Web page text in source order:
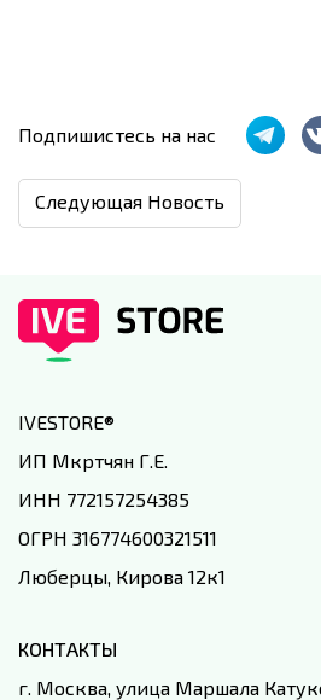
Подпишистесь на нас
Следующая Новость
IVESTORE®
ИП Мкртчян Г.Е.
ИНН 772157254385
ОГРН 316774600321511
Люберцы, Кирова 12к1
КОНТАКТЫ
г. Москва, улица Маршала